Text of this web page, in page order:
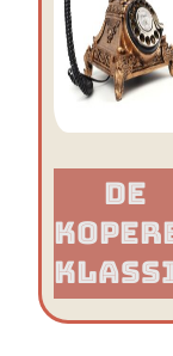
De